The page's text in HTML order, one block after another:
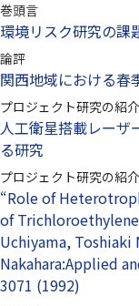
巻頭言
環境リスク研究の課
論評
関西地域における春
プロジェクト研究の紹介
人工衛星搭載レーザ
る研究
プロジェクト研究の紹介
“Role of
of
Uchiyama, Toshiaki
Nakahara:Applied
3071 (1992)